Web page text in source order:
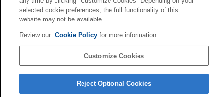
Alterar a configuração de prioridade da
conexãoBLUETOOTH(Modo de qualidade
de som
Alterar a configuração de prioridade da
conexãoBLUETOOTH(Qualidade da
conexão Bluetooth)
Configuração doDSEE Extreme
(Compensação de longo alcance)
Configuração doDSEE HX(Compensação de
Página de seleção de idioma
4-730-255-66(1)
selected cookie preferences, the full functionality of this
website may not be available.
Review our Cookie Policyfor more information.
Customize Cookies
Reject Optional Cookies